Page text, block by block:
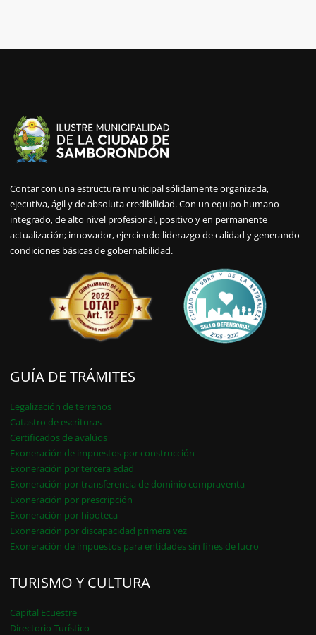
Contar con una estructura municipal sólidamente organizada,
ejecutiva, ágil y de absoluta credibilidad. Con un equipo humano
integrado, de alto nivel profesional, positivo y en permanente
actualización; innovador, ejerciendo liderazgo de calidad y generando
condiciones básicas de gobernabilidad.
GUÍA DE TRÁMITES
Legalización de terrenos
Catastro de escrituras
Certificados de avalúos
Exoneración de impuestos por construcción
Exoneración por tercera edad
Exoneración por transferencia de dominio compraventa
Exoneración por prescripción
Exoneración por hipoteca
Exoneración por discapacidad primera vez
Exoneración de impuestos para entidades sin fines de lucro
TURISMO Y CULTURA
Capital Ecuestre
Directorio Turístico